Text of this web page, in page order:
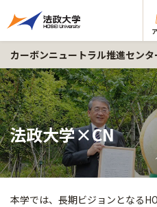
カーボンニュートラル推進センタ
法政大学×CN
本学では、長期ビジョンとなる